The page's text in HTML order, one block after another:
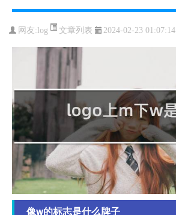
网友: log 文章列表 2024-02-23 01:07:14
像w的标志是什么牌子